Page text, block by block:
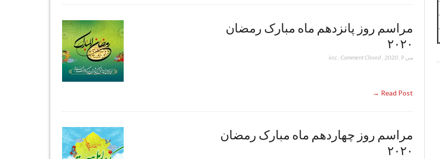
مراسم روز پانزدهم ماه مبارک رمضان
۲۰۲۰
می 9, 2020 ,
ircc, Comment Closed
Read Post →
مراسم روز چهاردهم ماه مبارک رمضان
۲۰۲۰